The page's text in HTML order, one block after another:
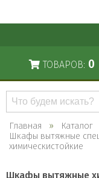
ТОВАРОВ: 0
Поиск
каталогу
Главная Каталог
Шкафы вытяжные
химическистойкие
Шкафы вытяжные